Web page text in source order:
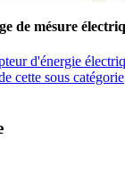
de mésure
d'énergie
cette sous catégorie